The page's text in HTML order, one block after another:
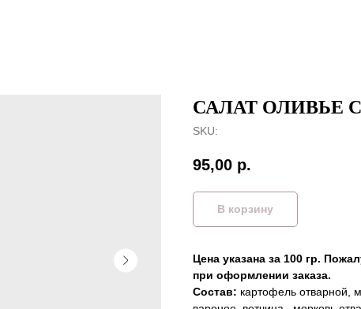
САЛАТ ОЛИВЬЕ
SKU:
95,00 р.
В корзину
Цена указана за 100 гр.
при оформлении заказа.
Состав: картофель отварной,